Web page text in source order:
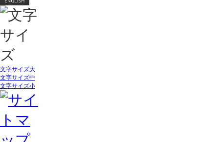
文字サイズ大
文字サイズ中
文字サイズ小